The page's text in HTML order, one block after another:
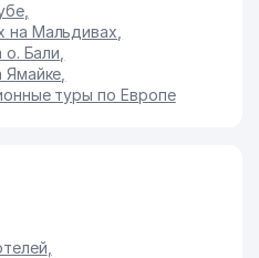
,
на Мальдивах
Бали
Ямайке
туры по Европе